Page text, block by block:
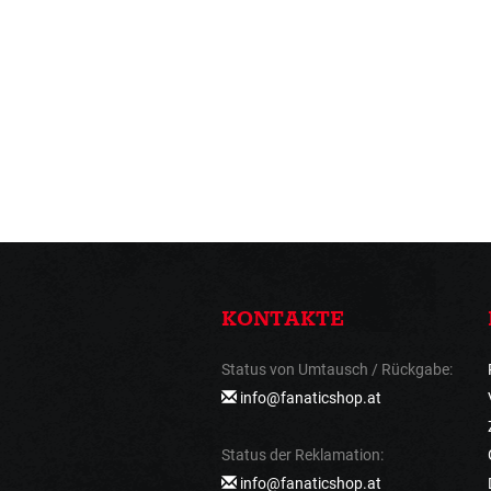
KONTAKTE
Status von Umtausch / Rückgabe:
info@fanaticshop.at
Status der Reklamation:
info@fanaticshop.at